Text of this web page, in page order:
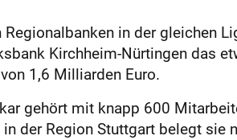
in der gleichen
Kirchheim-Nürtingen das
1,6 Milliarden Euro.
gehört mit knapp 600
der Region Stuttgart belegt sie